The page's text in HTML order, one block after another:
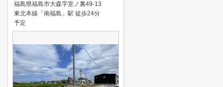
福島県福島市大森字堂ノ裏49-13
東北本線「南福島」駅 徒歩24分
予定